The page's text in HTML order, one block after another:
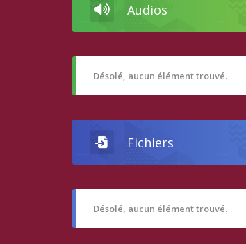
Audios
Désolé, aucun élément trouvé.
Fichiers
Désolé, aucun élément trouvé.